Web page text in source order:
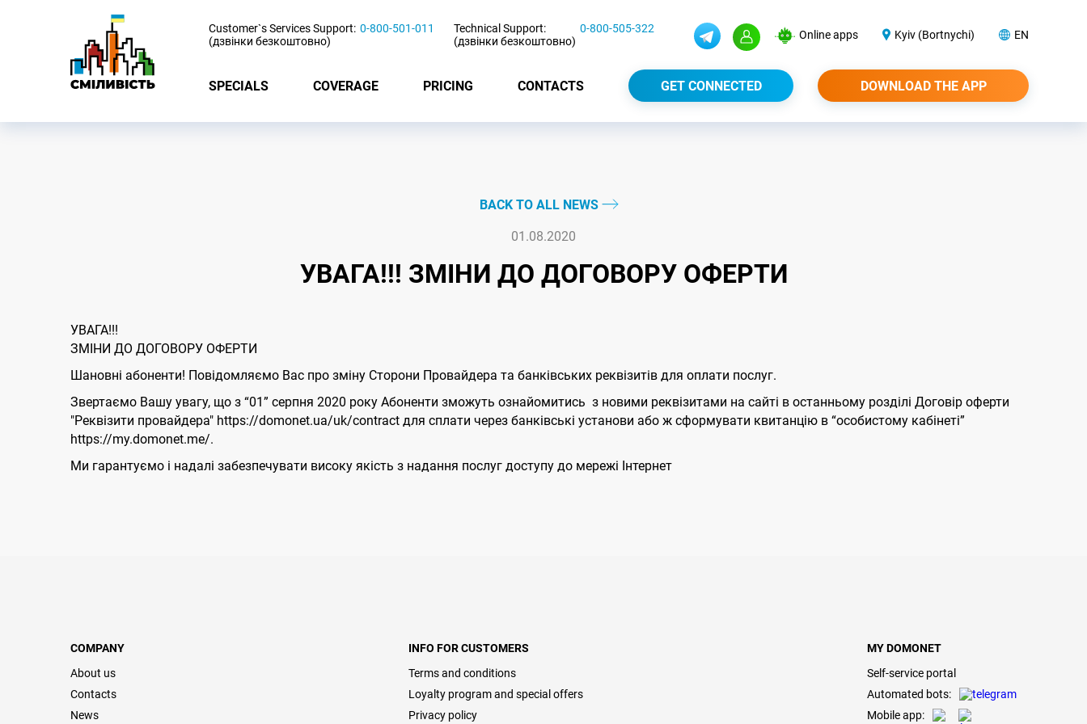
Customer`s Services Support:
(дзвінки безкоштовно)
0-800-501-011
Technical Support:
(дзвінки безкоштовно)
0-800-505-322 Online apps Kyiv (Bortnychi) EN
SPECIALS COVERAGE PRICING CONTACTS GET CONNECTED DOWNLOAD THE APP
BACK TO ALL NEWS
01.08.2020
УВАГА!!! ЗМІНИ ДО ДОГОВОРУ ОФЕРТИ
УВАГА!!!
ЗМІНИ ДО ДОГОВОРУ ОФЕРТИ
Шановні абоненти! Повідомляємо Вас про зміну Сторони Провайдера та банківських реквізитів для оплати послуг.
Звертаємо Вашу увагу, що з “01” серпня 2020 року Абоненти зможуть ознайомитись з новими реквізитами на сайті в останньому розділі Договір оферти
"Реквізити провайдера" https://domonet.ua/uk/contract для сплати через банківські установи або ж сформувати квитанцію в “особистому кабінеті”
https://my.domonet.me/.
Ми гарантуємо і надалі забезпечувати високу якість з надання послуг доступу до мережі Інтернет
COMPANY
About us
Contacts
News
INFO FOR CUSTOMERS
Terms and conditions
Loyalty program and special offers
Privacy policy
MY DOMONET
Self-service portal
Automated bots:
Mobile app: